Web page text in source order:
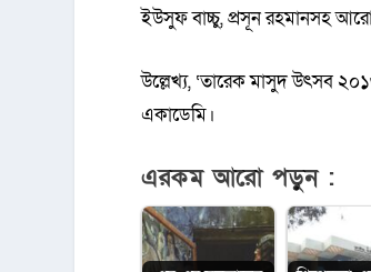
ইউসুফ বাচ্চু, প্রসূন রহমানসহ
উল্লেখ্য, ‘তারেক মাসুদ উৎসব
একাডেমি।
এরকম আরো পড়ুন :